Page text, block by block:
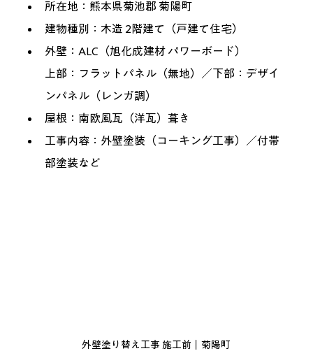
所在地：熊本県菊池郡 菊陽町
建物種別：木造 2階建て（戸建て住宅）
外壁：ALC（旭化成建材 パワーボード）
上部：フラットパネル（無地）／下部：デザイ
ンパネル（レンガ調）
屋根：南欧風瓦（洋瓦）葺き
工事内容：外壁塗装（コーキング工事）／付帯
部塗装など
外壁塗り替え工事 施工前｜菊陽町